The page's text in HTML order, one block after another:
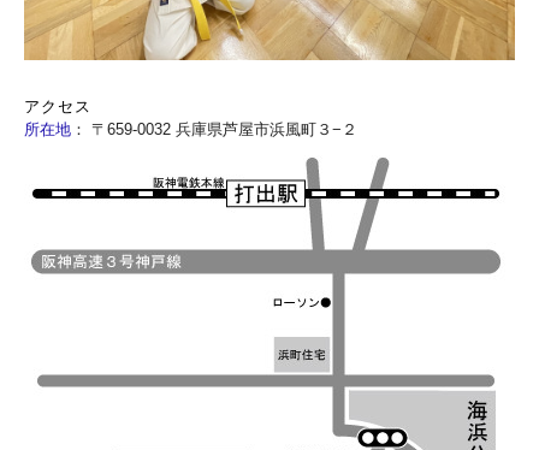
アクセス
所在地 ： 〒659-0032 兵庫県芦屋市浜風町３−２